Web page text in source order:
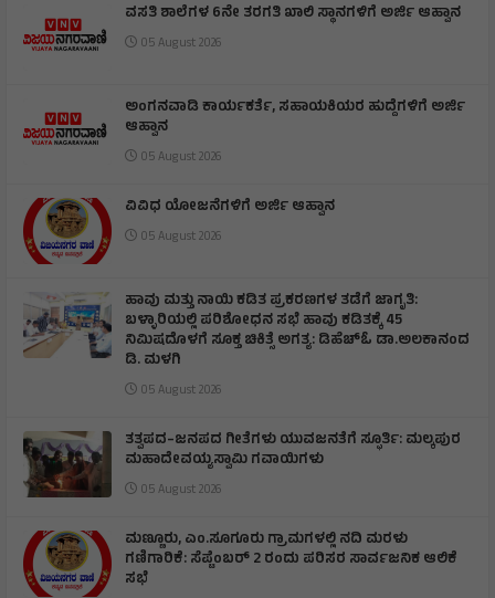
ವಸತಿ ಶಾಲೆಗಳ 6ನೇ ತರಗತಿ ಖಾಲಿ ಸ್ಥಾನಗಳಿಗೆ ಅರ್ಜಿ ಆಹ್ವಾನ
05 August 2026
ಅಂಗನವಾಡಿ ಕಾರ್ಯಕರ್ತೆ, ಸಹಾಯಕಿಯರ ಹುದ್ದೆಗಳಿಗೆ ಅರ್ಜಿ
ಆಹ್ವಾನ
05 August 2026
ವಿವಿಧ ಯೋಜನೆಗಳಿಗೆ ಅರ್ಜಿ ಆಹ್ವಾನ
05 August 2026
ಹಾವು ಮತ್ತು ನಾಯಿ ಕಡಿತ ಪ್ರಕರಣಗಳ ತಡೆಗೆ ಜಾಗೃತಿ:
ಬಳ್ಳಾರಿಯಲ್ಲಿ ಪರಿಶೋಧನ ಸಭೆ ಹಾವು ಕಡಿತಕ್ಕೆ 45
ನಿಮಿಷದೊಳಗೆ ಸೂಕ್ತ ಚಿಕಿತ್ಸೆ ಅಗತ್ಯ: ಡಿಹೆಚ್‌ಓ ಡಾ.ಅಲಕಾನಂದ
ಡಿ. ಮಳಗಿ
05 August 2026
ತತ್ವಪದ–ಜನಪದ ಗೀತೆಗಳು ಯುವಜನತೆಗೆ ಸ್ಫೂರ್ತಿ: ಮಲ್ಕಪುರ
ಮಹಾದೇವಯ್ಯಸ್ವಾಮಿ ಗವಾಯಿಗಳು
05 August 2026
ಮಣ್ಣೂರು, ಎಂ.ಸೂಗೂರು ಗ್ರಾಮಗಳಲ್ಲಿ ನದಿ ಮರಳು
ಗಣಿಗಾರಿಕೆ: ಸೆಪ್ಟೆಂಬರ್ 2 ರಂದು ಪರಿಸರ ಸಾರ್ವಜನಿಕ ಆಲಿಕೆ
ಸಭೆ